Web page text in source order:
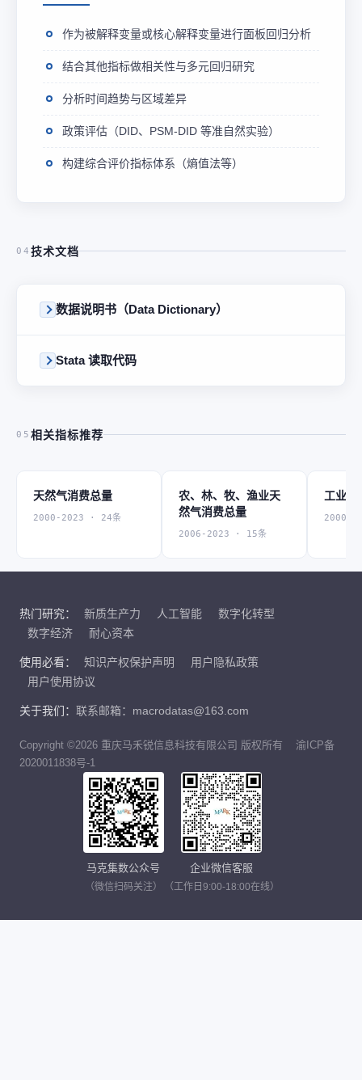
作为被解释变量或核心解释变量进行面板回归分析
结合其他指标做相关性与多元回归研究
分析时间趋势与区域差异
政策评估（DID、PSM-DID 等准自然实验）
构建综合评价指标体系（熵值法等）
04 技术文档
数据说明书（Data Dictionary）
Stata 读取代码
05 相关指标推荐
天然气消费总量
2000-2023 · 24条
农、林、牧、渔业天
然气消费总量
2006-2023 · 15条
工业天
2000-
热门研究： 新质生产力 人工智能
数字化转型
数字经济
耐心资本
使用必看： 知识产权保护声明
用户隐私政策
用户使用协议
关于我们： 联系邮箱：macrodatas@163.com
Copyright ©2026 重庆马禾锐信息科技有限公司 版权所有
渝ICP备
2020011838号-1
马克集数公众号
（微信扫码关注）
企业微信客服
（工作日9:00-18:00在线）